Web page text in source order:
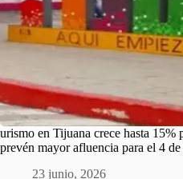
urismo en Tijuana crece hasta 15%
prevén mayor afluencia para el 4
23 junio, 2026